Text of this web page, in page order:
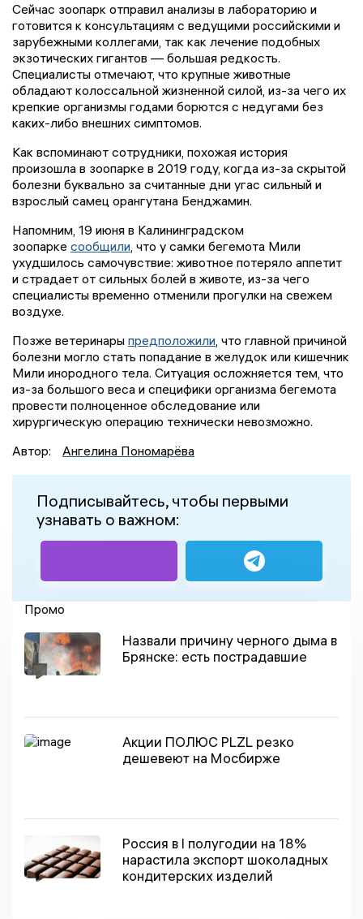
Сейчас зоопарк отправил анализы в лабораторию и
готовится к консультациям с ведущими российскими и
зарубежными коллегами, так как лечение подобных
экзотических гигантов — большая редкость.
Специалисты отмечают, что крупные животные
обладают колоссальной жизненной силой, из-за чего их
крепкие организмы годами борются с недугами без
каких-либо внешних симптомов.
Как вспоминают сотрудники, похожая история
произошла в зоопарке в 2019 году, когда из-за скрытой
болезни буквально за считанные дни угас сильный и
взрослый самец орангутана Бенджамин.
Напомним, 19 июня в Калининградском
зоопарке сообщили, что у самки бегемота Мили
ухудшилось самочувствие: животное потеряло аппетит
и страдает от сильных болей в животе, из-за чего
специалисты временно отменили прогулки на свежем
воздухе.
Позже ветеринары предположили, что главной причиной
болезни могло стать попадание в желудок или кишечник
Мили инородного тела. Ситуация осложняется тем, что
из-за большого веса и специфики организма бегемота
провести полноценное обследование или
хирургическую операцию технически невозможно.
Автор:
Ангелина Пономарёва
Подписывайтесь, чтобы первыми
узнавать о важном:
Промо
Назвали причину черного дыма в
Брянске: есть пострадавшие
Акции ПОЛЮС PLZL резко
дешевеют на Мосбирже
Россия в I полугодии на 18%
нарастила экспорт шоколадных
кондитерских изделий